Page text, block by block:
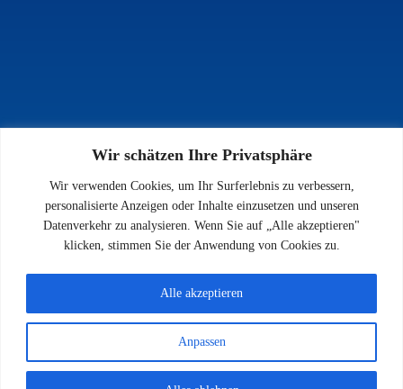
Wir schätzen Ihre Privatsphäre
Wir verwenden Cookies, um Ihr Surferlebnis zu verbessern,
personalisierte Anzeigen oder Inhalte einzusetzen und unseren
Datenverkehr zu analysieren. Wenn Sie auf „Alle akzeptieren"
klicken, stimmen Sie der Anwendung von Cookies zu.
Anpassen
Alle akzeptieren
INFOS
Impressum
Datenschutz
Kontakt
© 2026 SV 1923 Enkenbach e.V.